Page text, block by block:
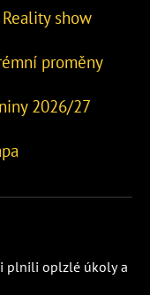
Reality show
proměny
2026/27
plnili oplzlé úkoly a